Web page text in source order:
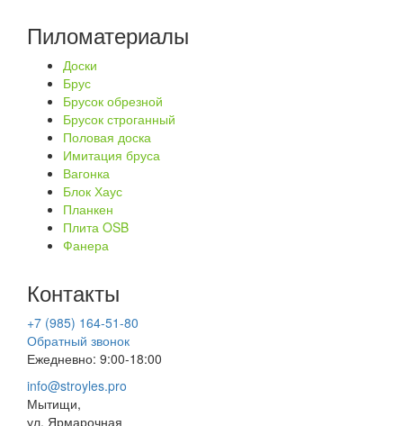
Пиломатериалы
Доски
Брус
Брусок обрезной
Брусок строганный
Половая доска
Имитация бруса
Вагонка
Блок Хаус
Планкен
Плита OSB
Фанера
Контакты
+7 (985) 164-51-80
Обратный звонок
Ежедневно: 9:00-18:00
info@stroyles.pro
Мытищи,
ул. Ярмарочная